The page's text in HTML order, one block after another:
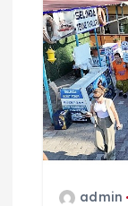
z
n
m
admin